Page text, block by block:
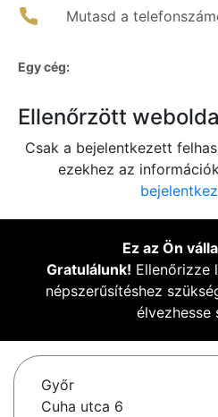
Mutasd a
Egy cég:
Ellenőrzött
Csak a bejelentkezett
ezekhez az
Ez az Ön
Gratulálunk! Ellenőrizze
népszerűsítéshez
élvezhesse
Győr
Cuha utca 6